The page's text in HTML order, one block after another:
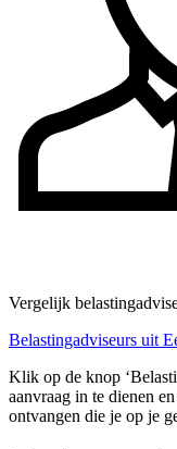
Vergelijk
Belastingadviseurs uit
Klik op de knop
aanvraag in te dienen
ontvangen die je op je